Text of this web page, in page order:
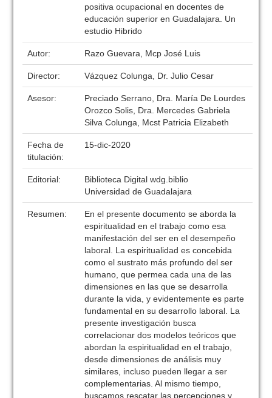
positiva ocupacional en docentes de
educación superior en Guadalajara. Un
estudio Hibrido
Autor: Razo Guevara, Mcp José Luis
Director: Vázquez Colunga, Dr. Julio Cesar
Asesor:
Preciado Serrano, Dra. María De Lourdes
Orozco Solis, Dra. Mercedes Gabriela
Silva Colunga, Mcst Patricia Elizabeth
Fecha de
titulación:
15-dic-2020
Editorial:
Biblioteca Digital wdg.biblio
Universidad de Guadalajara
Resumen:
En el presente documento se aborda la
espiritualidad en el trabajo como esa
manifestación del ser en el desempeño
laboral. La espiritualidad es concebida
como el sustrato más profundo del ser
humano, que permea cada una de las
dimensiones en las que se desarrolla
durante la vida, y evidentemente es parte
fundamental en su desarrollo laboral. La
presente investigación busca
correlacionar dos modelos teóricos que
abordan la espiritualidad en el trabajo,
desde dimensiones de análisis muy
similares, incluso pueden llegar a ser
complementarias. Al mismo tiempo,
buscamos rescatar las percepciones y